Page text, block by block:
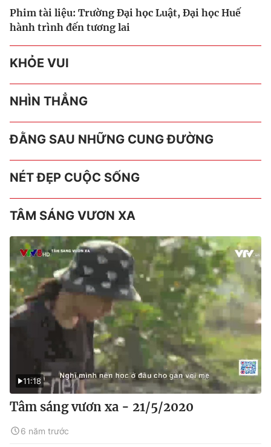
Phim tài liệu: Trường Đại học Luật, Đại học Huế
hành trình đến tương lai
KHỎE VUI
NHÌN THẲNG
ĐẰNG SAU NHỮNG CUNG ĐƯỜNG
NÉT ĐẸP CUỘC SỐNG
TÂM SÁNG VƯƠN XA
11:18
Tâm sáng vươn xa - 21/5/2020
6 năm trước